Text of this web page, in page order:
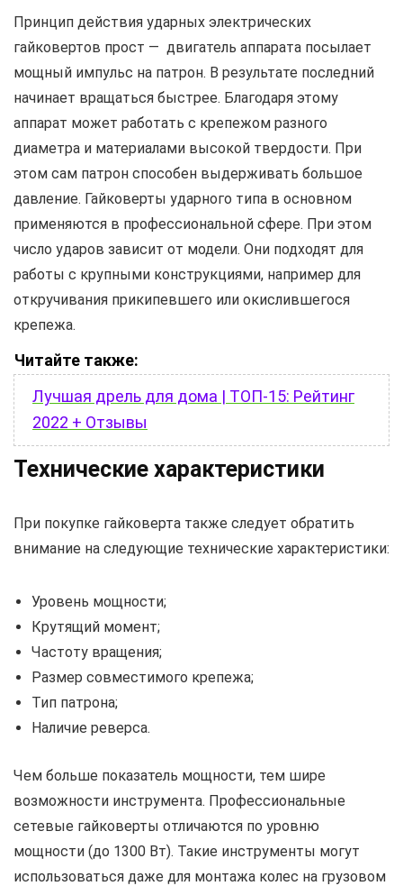
Принцип действия ударных электрических
гайковертов прост — двигатель аппарата посылает
мощный импульс на патрон. В результате последний
начинает вращаться быстрее. Благодаря этому
аппарат может работать с крепежом разного
диаметра и материалами высокой твердости. При
этом сам патрон способен выдерживать большое
давление. Гайковерты ударного типа в основном
применяются в профессиональной сфере. При этом
число ударов зависит от модели. Они подходят для
работы с крупными конструкциями, например для
откручивания прикипевшего или окислившегося
крепежа.
Читайте также:
Лучшая дрель для дома | ТОП-15: Рейтинг
2022 + Отзывы
Технические характеристики
При покупке гайковерта также следует обратить
внимание на следующие технические характеристики:
Уровень мощности;
Крутящий момент;
Частоту вращения;
Размер совместимого крепежа;
Тип патрона;
Наличие реверса.
Чем больше показатель мощности, тем шире
возможности инструмента. Профессиональные
сетевые гайковерты отличаются по уровню
мощности (до 1300 Вт). Такие инструменты могут
использоваться даже для монтажа колес на грузовом